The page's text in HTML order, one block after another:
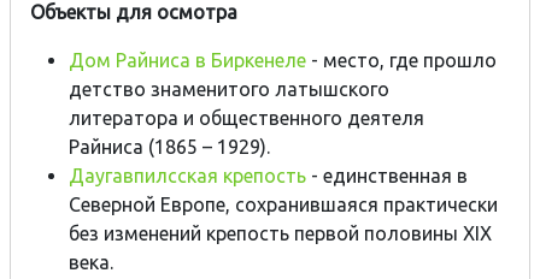
Объекты для осмотра
Дом Райниса в Биркенеле - место, где прошло
детство знаменитого латышского
литератора и общественного деятеля
Райниса (1865 – 1929).
Даугавпилсская крепость - eдинственная в
Северной Европе, сохранившаяся практически
без изменений крепость первой половины XIX
века.